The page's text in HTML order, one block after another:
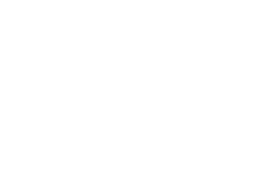
В АЭРОПОРТУ И НА БОРТУ
БАГАЖА RYANAIR
ДЕТЬМИ И МЛАДЕНЦАМИ